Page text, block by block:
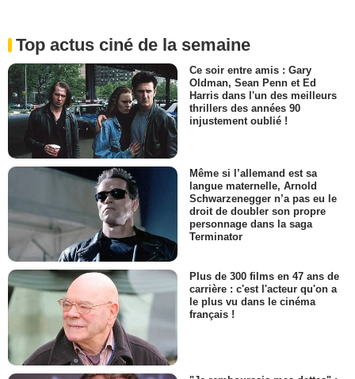
Top actus ciné de la semaine
Ce soir entre amis : Gary
Oldman, Sean Penn et Ed
Harris dans l'un des meilleurs
thrillers des années 90
injustement oublié !
Même si l’allemand est sa
langue maternelle, Arnold
Schwarzenegger n’a pas eu le
droit de doubler son propre
personnage dans la saga
Terminator
Plus de 300 films en 47 ans de
carrière : c'est l'acteur qu'on a
le plus vu dans le cinéma
français !